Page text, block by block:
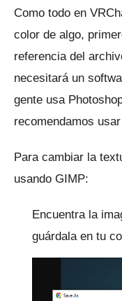
Como todo en
color de algo,
referencia del
necesitará un
gente usa
recomendamos usar
Para cambiar la
usando GIMP:
Encuentra la
guárdala en tu